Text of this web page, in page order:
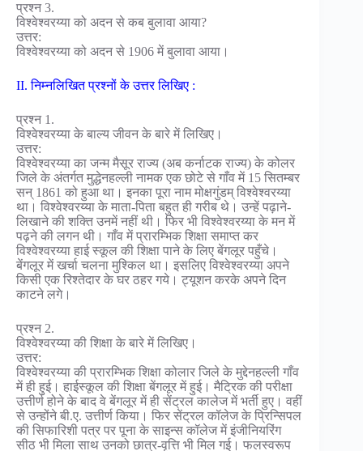
प्रश्न 3.
विश्वेश्वरय्या को अदन से कब बुलावा आया?
उत्तर:
विश्वेश्वरय्या को अदन से 1906 में बुलावा आया।
II. निम्नलिखित प्रश्नों के उत्तर लिखिए :
प्रश्न 1.
विश्वेश्वरय्या के बाल्य जीवन के बारे में लिखिए।
उत्तर:
विश्वेश्वरय्या का जन्म मैसूर राज्य (अब कर्नाटक राज्य) के कोलर
जिले के अंतर्गत मुद्धेनहल्ली नामक एक छोटे से गाँव में 15 सितम्बर
सन् 1861 को हुआ था। इनका पूरा नाम मोक्षगुंडम् विश्वेश्वरय्या
था। विश्वेश्वरय्या के माता-पिता बहुत ही गरीब थे। उन्हें पढ़ाने-
लिखाने की शक्ति उनमें नहीं थी। फिर भी विश्वेश्वरय्या के मन में
पढ़ने की लगन थी। गाँव में प्रारम्भिक शिक्षा समाप्त कर
विश्वेश्वरय्या हाई स्कूल की शिक्षा पाने के लिए बेंगलूर पहुँचे।
बेंगलूर में खर्चा चलना मुश्किल था। इसलिए विश्वेश्वरय्या अपने
किसी एक रिश्तेदार के घर ठहर गये। ट्यूशन करके अपने दिन
काटने लगे।
प्रश्न 2.
विश्वेश्वरय्या की शिक्षा के बारे में लिखिए।
उत्तर:
विश्वेश्वरय्या की प्रारम्भिक शिक्षा कोलार जिले के मुद्देनहल्ली गाँव
में ही हुई। हाईस्कूल की शिक्षा बेंगलूर में हुई। मैट्रिक की परीक्षा
उत्तीर्ण होने के बाद वे बेंगलूर में ही सेंट्रल कालेज में भर्ती हुए। वहीं
से उन्होंने बी.ए. उत्तीर्ण किया। फिर सेंट्रल कॉलेज के प्रिन्सिपल
की सिफारिशी पत्र पर पूना के साइन्स कॉलेज में इंजीनियरिंग
सीठ भी मिला साथ उनको छात्र-वृत्ति भी मिल गई। फलस्वरूप